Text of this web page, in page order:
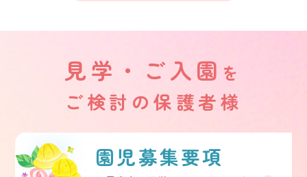
見学・ご入園 を
ご検討の保護者様
園児募集要項